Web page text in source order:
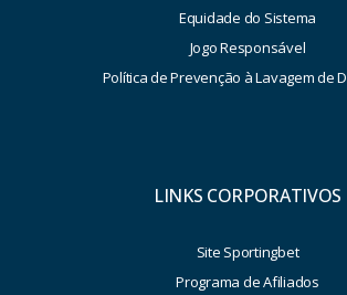
Equidade do Sistema
Jogo Responsável
Política de Prevenção à Lavagem de
LINKS CORPORATIVOS
Site Sportingbet
Programa de Afiliados